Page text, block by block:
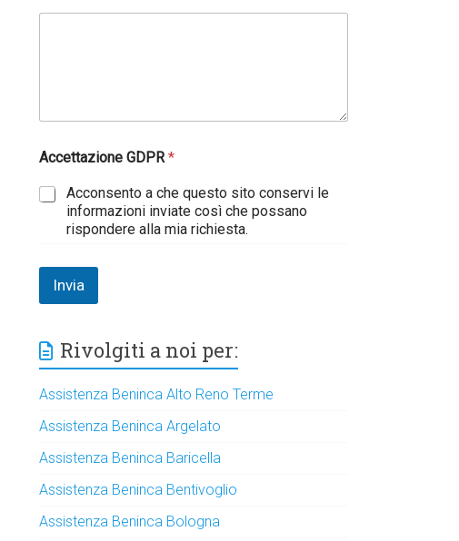
Accettazione GDPR*
Acconsento a che questo sito conservi le
informazioni inviate così che possano
rispondere alla mia richiesta.
Invia
Rivolgiti a noi per:
Assistenza Beninca Alto Reno Terme
Assistenza Beninca Argelato
Assistenza Beninca Baricella
Assistenza Beninca Bentivoglio
Assistenza Beninca Bologna